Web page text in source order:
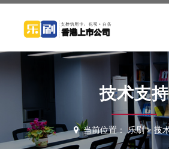
技术支持
当前位置： 乐刷> 技